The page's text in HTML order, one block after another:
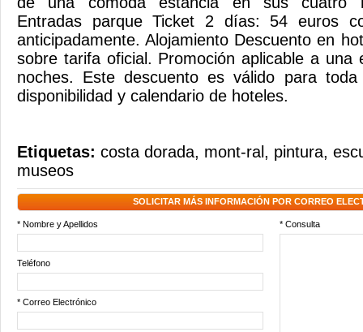
Entradas parque Ticket 2 días: 54 euros
anticipadamente. Alojamiento Descuento en
sobre tarifa oficial. Promoción aplicable a una
noches. Este descuento es válido para
disponibilidad y calendario de hoteles.
Etiquetas: costa dorada, mont-ral , pintura,
museos
SOLICITAR MÁS INFORMACIÓN POR CORREO
* Nombre y Apellidos * Consulta
Teléfono
* Correo Electrónico